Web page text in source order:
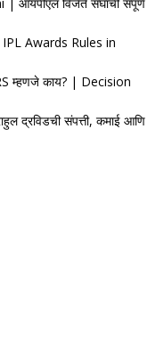
Awards Rules in
म्हणजे काय? | Decision
संपत्ती, कमाई आणि